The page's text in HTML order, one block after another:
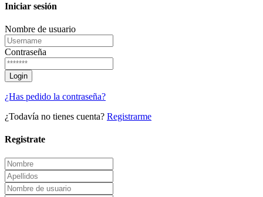
Iniciar sesión
Nombre de usuario
Contraseña
¿Has pedido la contraseña?
¿Todavía no tienes cuenta? Registrarme
Registrate